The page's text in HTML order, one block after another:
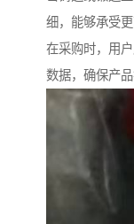
细，能够承受
在采购时，用
数据，确保产